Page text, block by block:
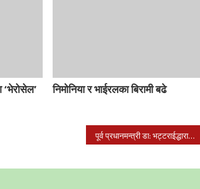
निमोनिया र भाईरलका बिरामी बढे
पूर्व प्रधानमन्त्री डा: भट्टराईद्धारा निर्मलाका बुवालाई १ लाख सहयोग